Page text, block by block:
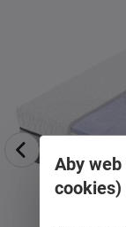
Aby
cookies)